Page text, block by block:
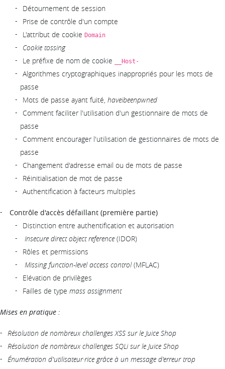
Détournement de session
Prise de contrôle d'un compte
L'attribut de cookie Domain
Cookie tossing
Le préfixe de nom de cookie
__Host-
Algorithmes cryptographiques inappropriés pour les mots de
passe
Mots de passe ayant fuité, haveibeenpwned
Comment faciliter l'utilisation d'un gestionnaire de mots de
passe
Comment encourager l'utilisation de gestionnaires de mots de
passe
Changement d'adresse email ou de mots de passe
Réinitialisation de mot de passe
Authentification à facteurs multiples
Contrôle d'accès défaillant (première partie)
Distinction entre authentification et autorisation
Insecure direct object reference (IDOR)
Rôles et permissions
Missing function-level access control(MFLAC)
Elévation de privilèges
Failles de type mass assignment
Mises en pratique :
Résolution de nombreux challenges XSS sur le Juice Shop
Résolution de nombreux challenges SQLi sur le Juice Shop
Énumération d'utilisateur·rice grâce à un message d'erreur trop